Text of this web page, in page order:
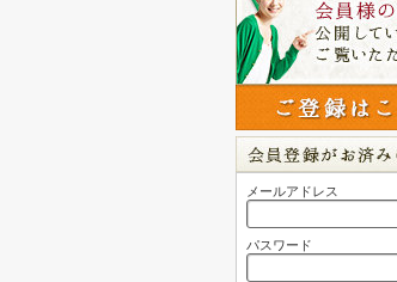
メールアドレス
パスワード